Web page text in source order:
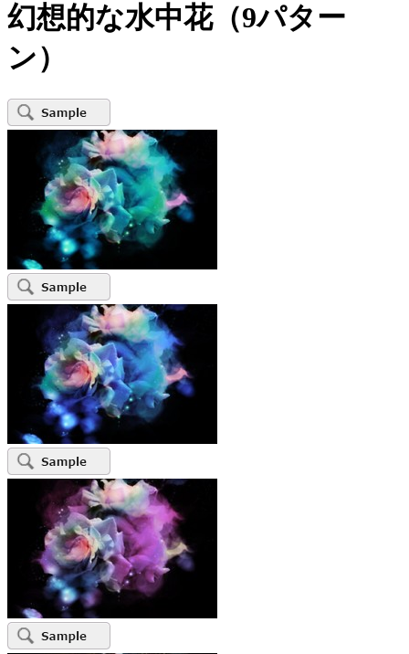
幻想的な水中花（9パター
ン）